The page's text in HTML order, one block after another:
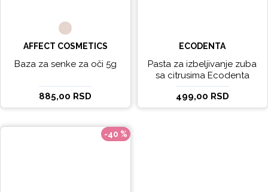
AFFECT COSMETICS
Baza za senke za oči 5g
885,00 RSD
ECODENTA
Pasta za izbeljivanje zuba
sa citrusima Ecodenta
EXPERT LINE EXCEPTIONAL
WHITENING 100ml
499,00 RSD
-40 %